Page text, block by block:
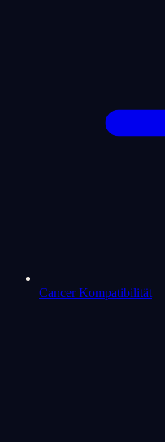
Cancer Kompatibilität